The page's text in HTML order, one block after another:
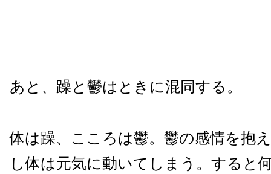
あと、躁と鬱はときに混同する。
体は躁、こころは鬱。鬱の感情を抱
し体は元気に動いてしまう。すると